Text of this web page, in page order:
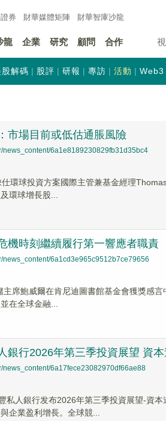
券 財華媒體矩陣 財華智庫沙龍
龍 企業 研究 顧問 合作
股解碼 股評 研報 專訪 活動 Web3
市場目前或低估通脹風險
news_content/6a1e8189230829fb31d35bc4
仕環球投資方案國際主管兼基金經理
環球增長股...
機時刻繼續履行第一響應者職責
news_content/6a1cd3e965c9512b7ce79656
主席鮑威爾在肯尼迪圖書館基金會獲獎感
在全球金融...
銀行2026年第三季投資展望 資
news_content/6a17fece23082970df66ae88
私人銀行发布2026年第三季投資展望-資
企業盈利增長。全球競...